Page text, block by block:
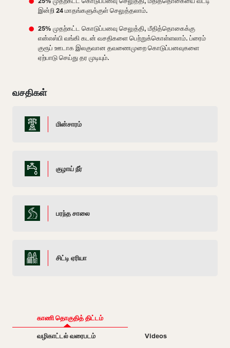
இன்றி 24 மாதங்களுக்குள் செலுத்தலாம்.
25% முதற்கட்ட கொடுப்பனவு செலுத்தி, மீதித்தொகைக்கு
என்எஸ்பி வங்கி கடன் வசதிகளை பெற்றுக்கொள்ளலாம். ப்ரைம்
குரூப் ஊடாக இலகுவான தவணைமுறை கொடுப்பனவுகளை
ஏற்பாடு செய்து தர முடியும்.
வசதிகள்
மின்சாரம்
குழாய் நீர்
பரந்த சாலை
சிட்டி ஏரியா
காணி தொகுதித் திட்டம்
வழிகாட்டல் வரைபடம்
Videos